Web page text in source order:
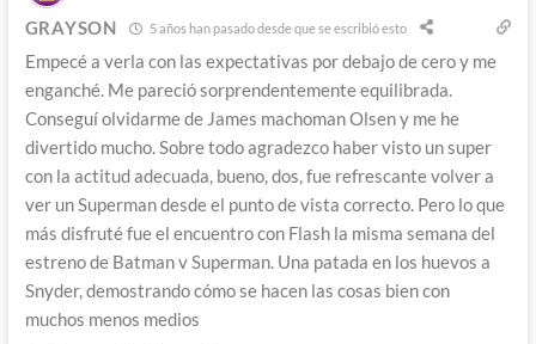
GRAYSON 5 años han pasado desde que se escribió esto
Empecé a verla con las expectativas por debajo de cero y me
enganché. Me pareció sorprendentemente equilibrada.
Conseguí olvidarme de James machoman Olsen y me he
divertido mucho. Sobre todo agradezco haber visto un super
con la actitud adecuada, bueno, dos, fue refrescante volver a
ver un Superman desde el punto de vista correcto. Pero lo que
más disfruté fue el encuentro con Flash la misma semana del
estreno de Batman v Superman. Una patada en los huevos a
Snyder, demostrando cómo se hacen las cosas bien con
muchos menos medios